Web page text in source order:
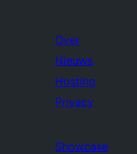
Over
Nieuws
Hosting
Privacy
Showcase